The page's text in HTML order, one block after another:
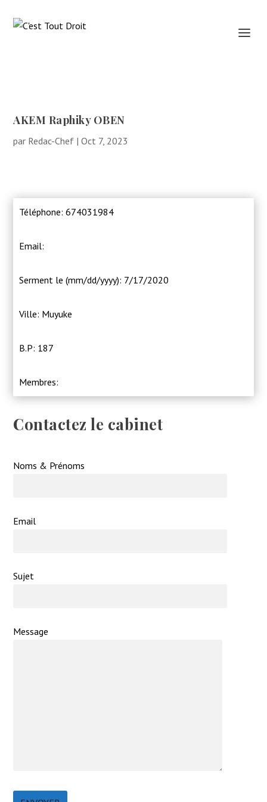
AKEM Raphiky OBEN
par Redac-Chef |Oct 7, 2023
Téléphone: 674031984
Email:
Serment le (mm/dd/yyyy): 7/17/2020
Ville: Muyuke
B.P: 187
Membres:
Contactez le cabinet
Noms & Prénoms
Email
Sujet
Message